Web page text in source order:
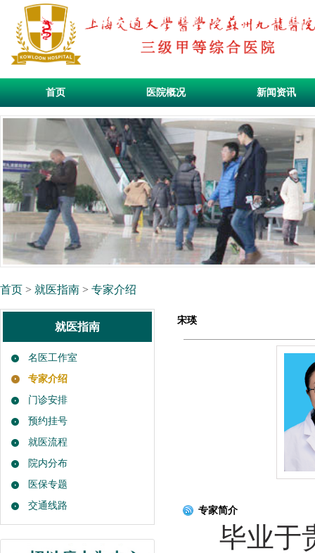
首页 医院概况 新闻资讯
首页 > 就医指南 > 专家介绍
就医指南
名医工作室
专家介绍
门诊安排
预约挂号
就医流程
院内分布
医保专题
交通线路
宋瑛
专家简介
毕业于贵